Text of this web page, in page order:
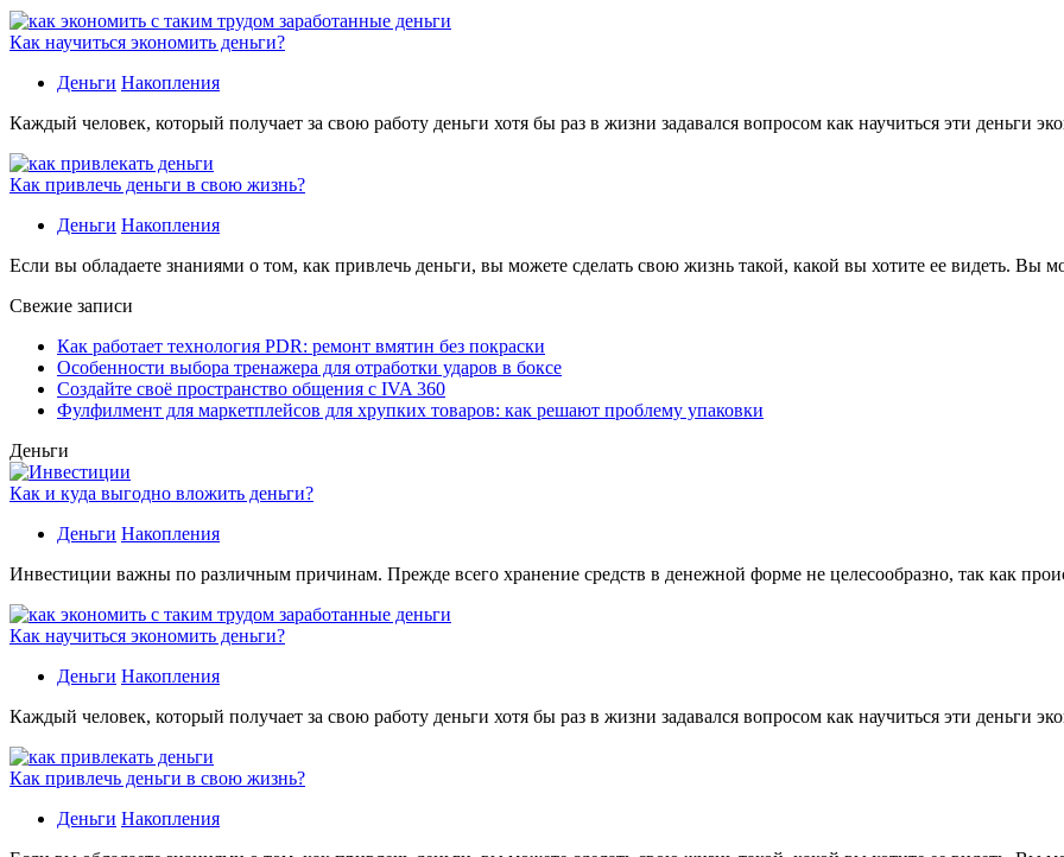
Как научиться экономить деньги?
Деньги Накопления
Каждый человек, который получает за свою работу деньги хотя бы раз в жизни задавался вопросом как научиться эти деньги
Как привлечь деньги в свою жизнь?
Деньги Накопления
Если вы обладаете знаниями о том, как привлечь деньги, вы можете сделать свою жизнь такой, какой вы хотите ее видеть. Вы
Свежие записи
Как работает технология PDR: ремонт вмятин без покраски
Особенности выбора тренажера для отработки ударов в боксе
Создайте своё пространство общения с IVA 360
Фулфилмент для маркетплейсов для хрупких товаров: как решают проблему упаковки
Деньги
Как и куда выгодно вложить деньги?
Деньги Накопления
Инвестиции важны по различным причинам. Прежде всего хранение средств в денежной форме не целесообразно, так как
Как научиться экономить деньги?
Деньги Накопления
Каждый человек, который получает за свою работу деньги хотя бы раз в жизни задавался вопросом как научиться эти деньги
Как привлечь деньги в свою жизнь?
Деньги Накопления